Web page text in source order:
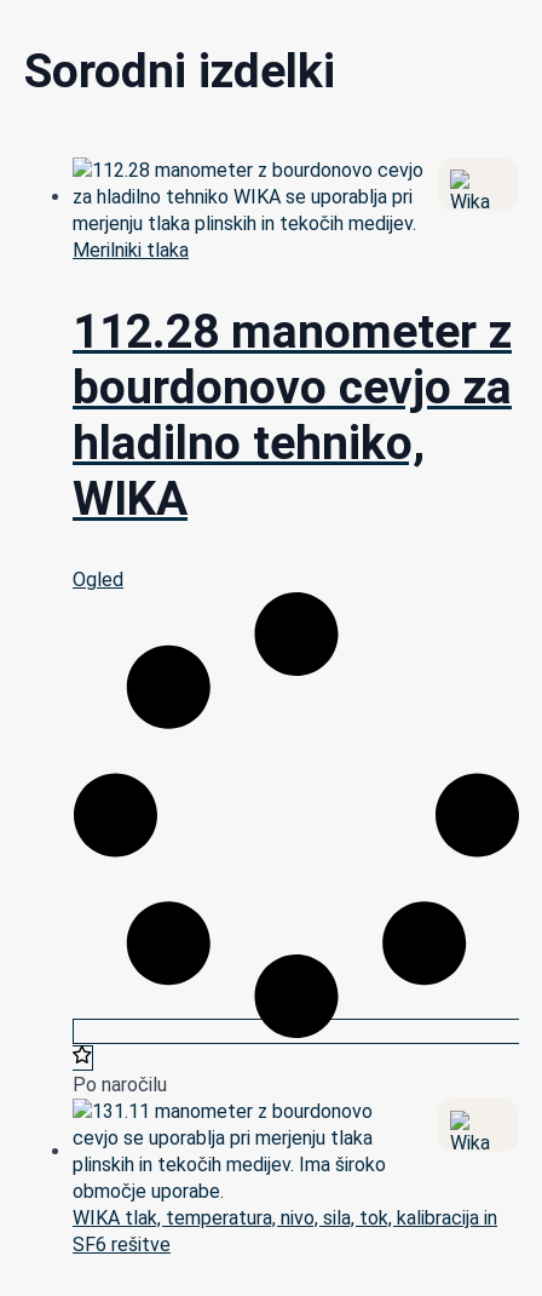
Sorodni izdelki
Merilniki tlaka
112.28 manometer z
bourdonovo cevjo za
hladilno tehniko,
WIKA
Ogled
Po naročilu
WIKA tlak, temperatura, nivo, sila, tok, kalibracija in
SF6 rešitve